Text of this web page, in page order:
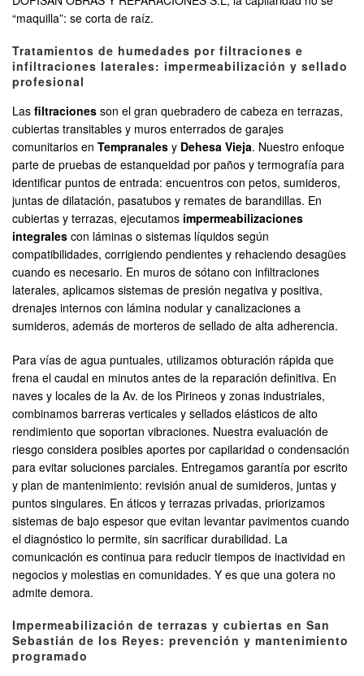
“maquilla”: se corta de raíz.
Tratamientos de humedades por filtraciones e
infiltraciones laterales: impermeabilización y sellado
profesional
Las filtraciones son el gran quebradero de cabeza en terrazas,
cubiertas transitables y muros enterrados de garajes
comunitarios en Tempranales y Dehesa Vieja. Nuestro enfoque
parte de pruebas de estanqueidad por paños y termografía para
identificar puntos de entrada: encuentros con petos, sumideros,
juntas de dilatación, pasatubos y remates de barandillas. En
cubiertas y terrazas, ejecutamos impermeabilizaciones
integrales con láminas o sistemas líquidos según
compatibilidades, corrigiendo pendientes y rehaciendo desagües
cuando es necesario. En muros de sótano con infiltraciones
laterales, aplicamos sistemas de presión negativa y positiva,
drenajes internos con lámina nodular y canalizaciones a
sumideros, además de morteros de sellado de alta adherencia.
Para vías de agua puntuales, utilizamos obturación rápida que
frena el caudal en minutos antes de la reparación definitiva. En
naves y locales de la Av. de los Pirineos y zonas industriales,
combinamos barreras verticales y sellados elásticos de alto
rendimiento que soportan vibraciones. Nuestra evaluación de
riesgo considera posibles aportes por capilaridad o condensación
para evitar soluciones parciales. Entregamos garantía por escrito
y plan de mantenimiento: revisión anual de sumideros, juntas y
puntos singulares. En áticos y terrazas privadas, priorizamos
sistemas de bajo espesor que evitan levantar pavimentos cuando
el diagnóstico lo permite, sin sacrificar durabilidad. La
comunicación es continua para reducir tiempos de inactividad en
negocios y molestias en comunidades. Y es que una gotera no
admite demora.
Impermeabilización de terrazas y cubiertas en San
Sebastián de los Reyes: prevención y mantenimiento
programado